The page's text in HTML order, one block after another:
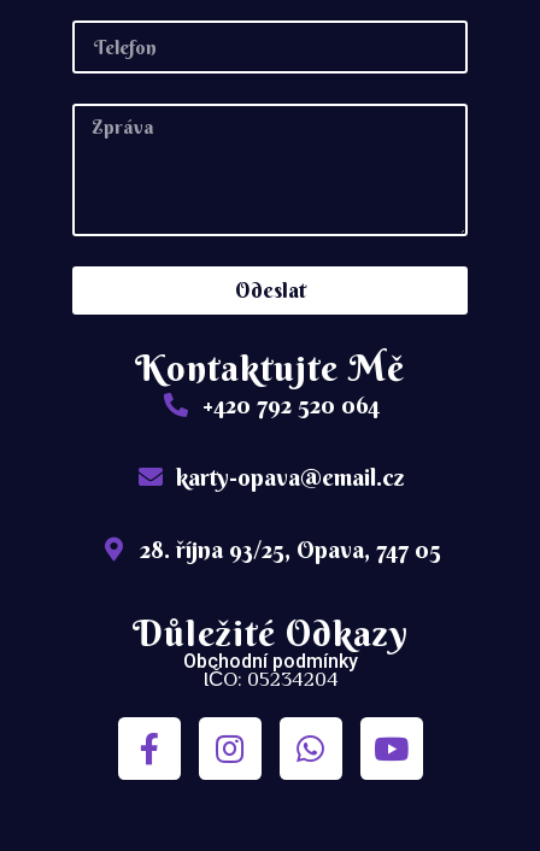
Odeslat
Kontaktujte Mě
+420 792 520 064
karty-opava@email.cz
28. října 93/25, Opava, 747 05
Důležité Odkazy
Obchodní podmínky
IČO: 05234204